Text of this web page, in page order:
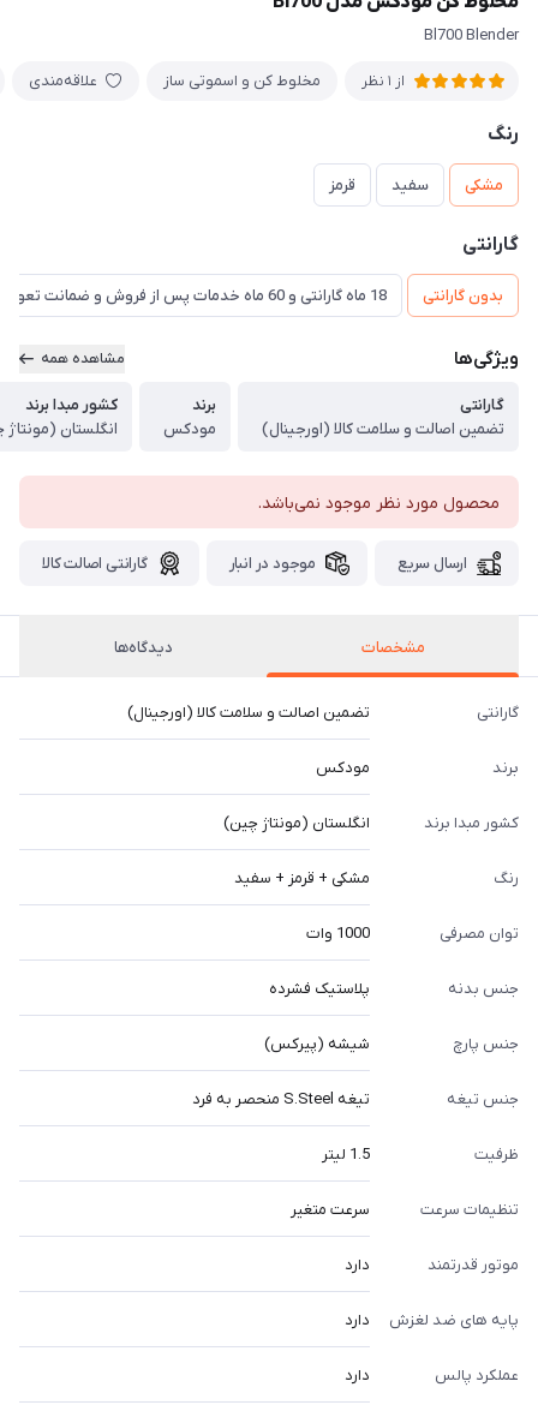
Bl700 Blender
از 1 نظر مخلوط کن و اسموتی ساز علاقه‌مندی
رنگ
مشکی سفید قرمز
گارانتی
بدون گارانتی 18 ماه گارانتی و 60 ماه خدمات پس از فروش و ضمانت تعویض
ویژگی‌ها مشاهده همه
گارانتی
تضمین اصالت و سلامت کالا (اورجینال)
برند
مودکس
کشور مبدا برند
انگلستان
محصول مورد نظر موجود نمی‌باشد.
ارسال سریع موجود در انبار گارانتی اصالت کالا
مشخصات دیدگاه‌ها
گارانتی تضمین اصالت و سلامت کالا (اورجینال)
برند مودکس
کشور مبدا برند انگلستان (مونتاژ چین)
رنگ مشکی + قرمز + سفید
توان مصرفی 1000 وات
جنس بدنه پلاستیک فشرده
جنس پارچ شیشه (پیرکس)
جنس تیغه تیغه S.Steel منحصر به فرد
ظرفیت 1.5 لیتر
تنظیمات سرعت سرعت متغیر
موتور قدرتمند دارد
پایه های ضد لغزش دارد
عملکرد پالس دارد